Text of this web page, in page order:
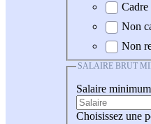
Cadre
Non
Non
SALAIRE BRUT
Salaire minimum
Choisissez une